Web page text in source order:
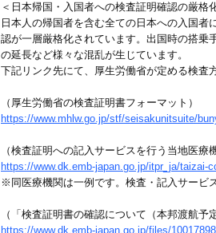
＜日本帰国・入国者への検査証明確認の厳格
日本人の帰国者を含む全ての日本への入国
認が一層厳格化されています。出国時の搭乗
の延長など様々な混乱が生じています。
下記リンク先にて、厚生労働省が定める検査
（厚生労働省の検査証明書フォーマット）
https://www.mhlw.go.jp/stf/seisakunitsuite/
（検査証明への記入サービスを行う当地医療
https://www.dk.emb-japan.go.jp/itpr_ja/taizai-
※同医療機関は一例です。検査・記入サービ
（「検査証明書の確認について（本邦渡航予
https://www.dk.emb-japan.go.jp/files/